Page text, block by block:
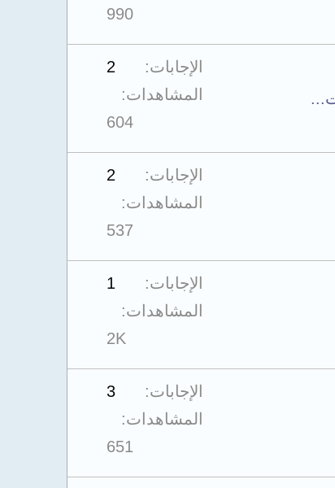
990
الإجابات
2
المشاهدات
604
الإجابات
2
المشاهدات
537
الإجابات
1
المشاهدات
2K
الإجابات
3
المشاهدات
651